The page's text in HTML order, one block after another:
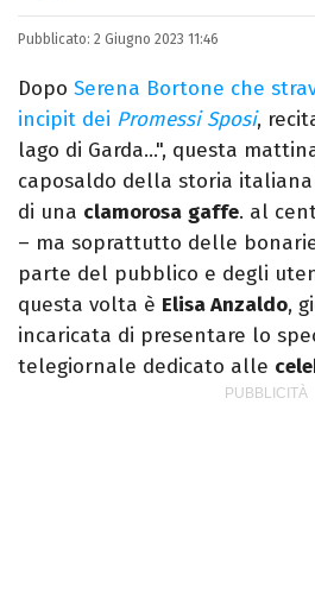
Content Editor e
appassionata di arte
per la scrittura
Pubblicato: 2 Giugno 2023 11:46
Dopo Serena Bortone che
incipit dei Promessi Sposi,
lago di Garda…", questa
caposaldo della storia
di una clamorosa gaffe. al
– ma soprattutto delle
parte del pubblico e degli
questa volta è Elisa Anzaldo,
incaricata di presentare lo
telegiornale dedicato alle